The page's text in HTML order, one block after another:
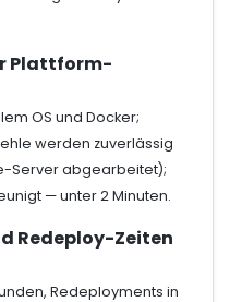
Plattform-
OS und Docker;
werden zuverlässig
Server abgearbeitet);
— unter 2 Minuten.
Redeploy-Zeiten
Redeployments in